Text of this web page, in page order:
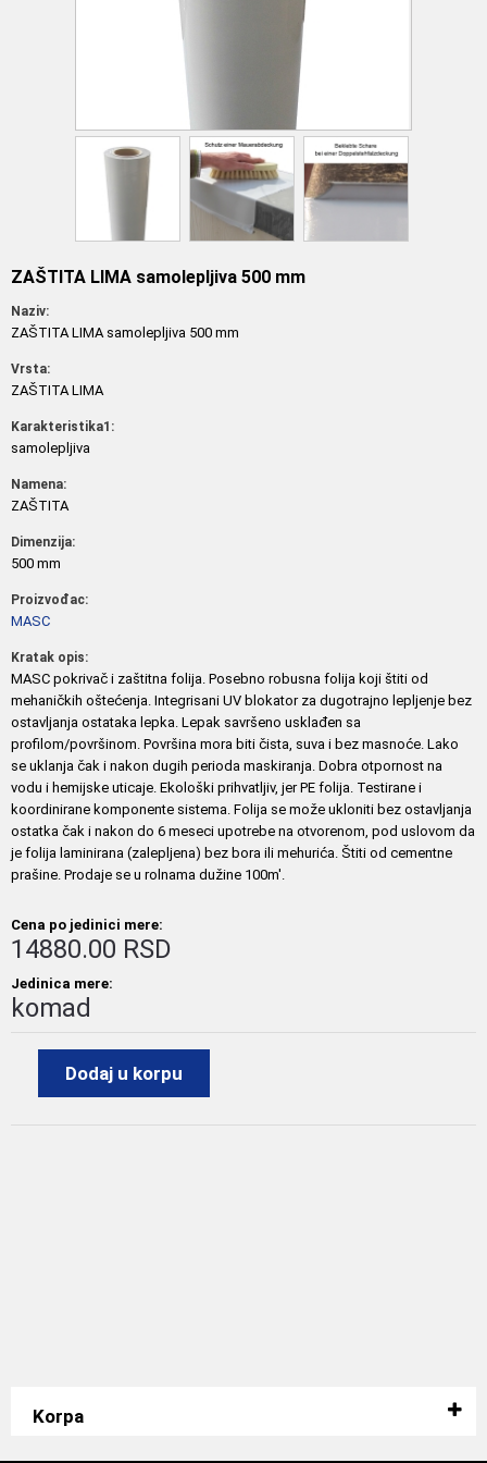
ZAŠTITA LIMA samolepljiva 500 mm
Naziv:
ZAŠTITA LIMA samolepljiva 500 mm
Vrsta:
ZAŠTITA LIMA
Karakteristika1:
samolepljiva
Namena:
ZAŠTITA
Dimenzija:
500 mm
Proizvođac:
MASC
Kratak opis:
MASC pokrivač i zaštitna folija. Posebno robusna folija koji štiti od
mehaničkih oštećenja. Integrisani UV blokator za dugotrajno lepljenje bez
ostavljanja ostataka lepka. Lepak savršeno usklađen sa
profilom/površinom. Površina mora biti čista, suva i bez masnoće. Lako
se uklanja čak i nakon dugih perioda maskiranja. Dobra otpornost na
vodu i hemijske uticaje. Ekološki prihvatljiv, jer PE folija. Testirane i
koordinirane komponente sistema. Folija se može ukloniti bez ostavljanja
ostatka čak i nakon do 6 meseci upotrebe na otvorenom, pod uslovom da
je folija laminirana (zalepljena) bez bora ili mehurića. Štiti od cementne
prašine. Prodaje se u rolnama dužine 100m'.
Cena po jedinici mere:
14880.00 RSD
Jedinica mere:
komad
Dodaj u korpu
Korpa